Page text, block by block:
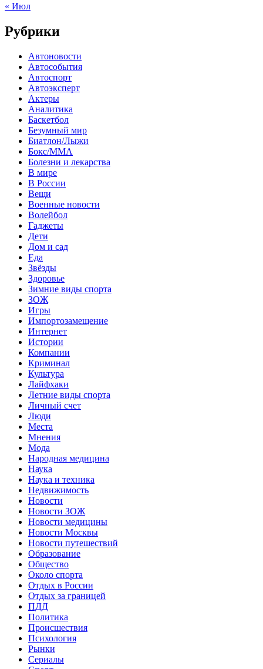
« Июл
Рубрики
Автоновости
Автособытия
Автоспорт
Автоэксперт
Актеры
Аналитика
Баскетбол
Безумный мир
Биатлон/Лыжи
Бокс/MMA
Болезни и лекарства
В мире
В России
Вещи
Военные новости
Волейбол
Гаджеты
Дети
Дом и сад
Еда
Звёзды
Здоровье
Зимние виды спорта
ЗОЖ
Игры
Импортозамещение
Интернет
Истории
Компании
Криминал
Культура
Лайфхаки
Летние виды спорта
Личный счет
Люди
Места
Мнения
Мода
Народная медицина
Наука
Наука и техника
Недвижимость
Новости
Новости ЗОЖ
Новости медицины
Новости Москвы
Новости путешествий
Образование
Общество
Около спорта
Отдых в России
Отдых за границей
ПДД
Политика
Происшествия
Психология
Рынки
Сериалы